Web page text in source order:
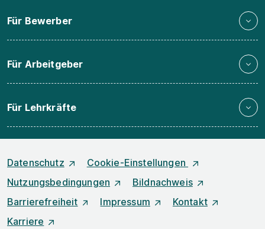
Für Bewerber
Für Arbeitgeber
Für Lehrkräfte
Datenschutz
Cookie-Einstellungen
Nutzungsbedingungen
Bildnachweis
Barrierefreiheit
Impressum
Kontakt
Karriere